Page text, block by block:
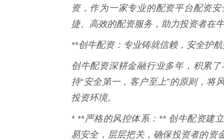
资，作为一家专业的配资平台配资
捷、高效的配资服务，助力投资者在
**创牛配资：专业铸就信赖，安全护
创牛配资深耕金融行业多年，积累
持“安全第一，客户至上”的原则，将
投资环境。
* **严格的风控体系：** 创牛配资建
易安全，层层把关，确保投资者的资